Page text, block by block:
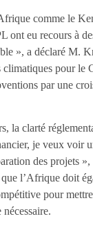
comme le
ont eu recours à
», a déclaré M.
climatiques pour le
par une
la clarté
je veux voir
des projets
l’Afrique doit
pour